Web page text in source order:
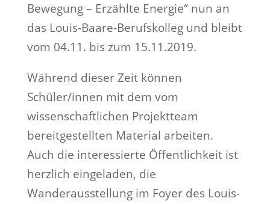
Bewegung – Erzählte Energie“ nun an
das Louis-Baare-Berufskolleg und bleibt
vom 04.11. bis zum 15.11.2019.
Während dieser Zeit können
Schüler/innen mit dem vom
wissenschaftlichen Projektteam
bereitgestellten Material arbeiten.
Auch die interessierte Öffentlichkeit ist
herzlich eingeladen, die
Wanderausstellung im Foyer des Louis-